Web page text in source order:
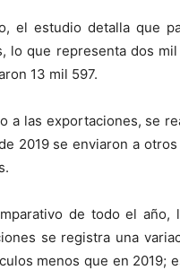
el estudio detalla que
lo que representa dos
13 mil 597.
a las exportaciones, se
2019 se enviaron a
de todo el
se registra una
menos que en 2019;